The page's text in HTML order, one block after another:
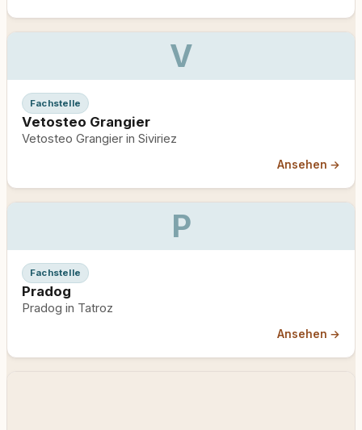
V
Fachstelle
Vetosteo Grangier
Vetosteo Grangier in Siviriez
Ansehen →
P
Fachstelle
Pradog
Pradog in Tatroz
Ansehen →